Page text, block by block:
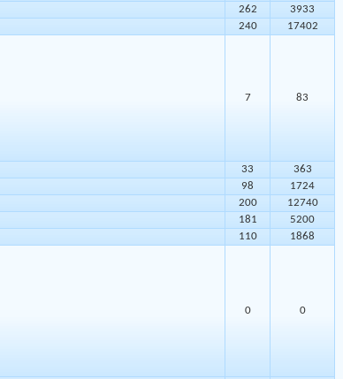
262
3933
240 17402
7 83
33
363
98
1724
200
12740
181
5200
110 1868
0 0